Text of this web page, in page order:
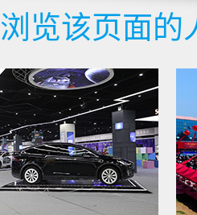
浏览该页面的